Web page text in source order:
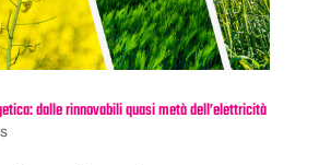
dalle rinnovabili quasi metà dell’elettricità